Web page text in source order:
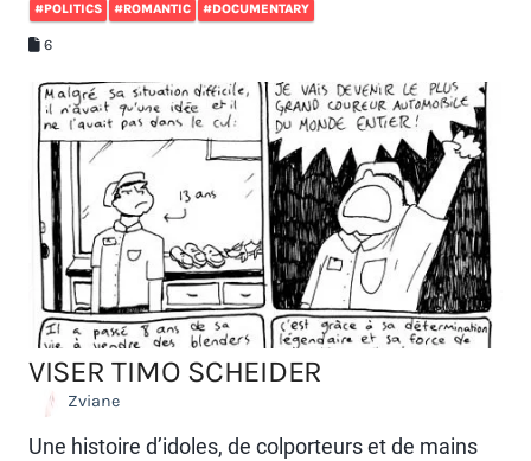
#POLITICS #ROMANTIC #DOCUMENTARY
6
VISER TIMO SCHEIDER
Zviane
Une histoire d’idoles, de colporteurs et de mains